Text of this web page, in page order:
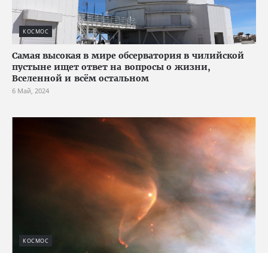
КОСМОС
Самая высокая в мире обсерватория в чилийской
пустыне ищет ответ на вопросы о жизни,
Вселенной и всём остальном
6 Май, 2024
КОСМОС